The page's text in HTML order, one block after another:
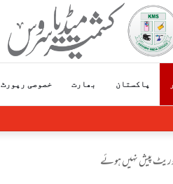
پاکستان بھارت خصوصی رپورٹ
پیش نہیں ہوئے